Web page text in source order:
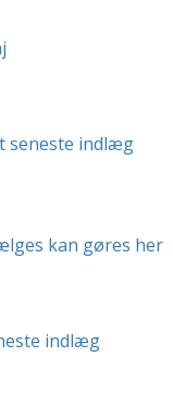
seneste indlæg
kan gøres her
indlæg